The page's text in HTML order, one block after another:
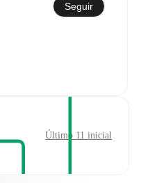
Seguir
Último 11 inicial